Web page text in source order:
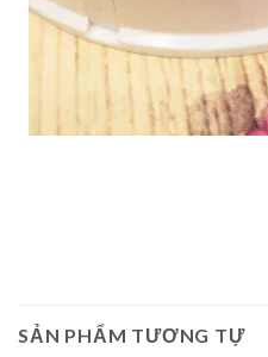
SẢN PHẨM TƯƠNG TỰ